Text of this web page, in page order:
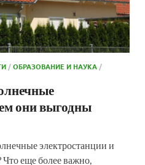
/ОБРАЗОВАНИЕ И НАУКА /
они выгодны
электростанции и
еще более важно,